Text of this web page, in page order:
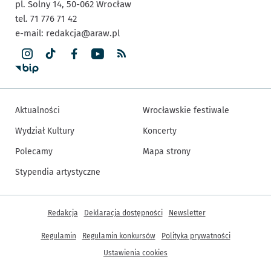
pl. Solny 14, 50-062 Wrocław
tel. 71 776 71 42
e-mail: redakcja@araw.pl
Aktualności
Wydział Kultury
Polecamy
Stypendia artystyczne
Wrocławskie festiwale
Koncerty
Mapa strony
Inne informacje
Redakcja Deklaracja dostępności Newsletter
Regulamin Regulamin konkursów
Polityka prywatności
Ustawienia cookies